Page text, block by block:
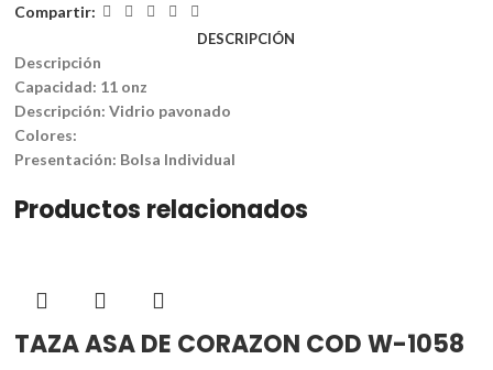
Compartir:
DESCRIPCIÓN
Descripción
Capacidad: 11 onz
Descripción: Vidrio pavonado
Colores:
Presentación: Bolsa Individual
Productos relacionados
TAZA ASA DE CORAZON COD W-1058